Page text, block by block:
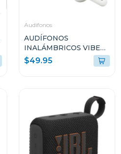
Audifonos
AUDÍFONOS
INALÁMBRICOS VIBE
FLEX 2 COLOR BLANCO
VFLEX2WHTA
$49.95